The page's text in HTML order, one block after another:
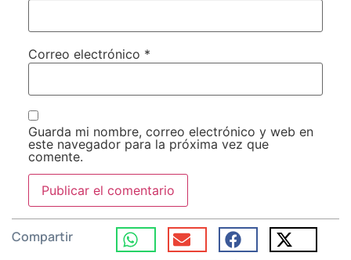
Correo electrónico *
Guarda mi nombre, correo electrónico y web en
este navegador para la próxima vez que
comente.
Compartir